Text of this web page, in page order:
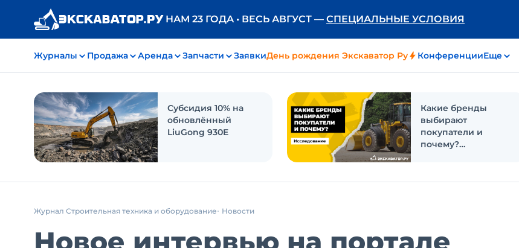
НАМ 23 ГОДА • ВЕСЬ АВГУСТ — СПЕЦИАЛЬНЫЕ УСЛОВИЯ
Журналы Продажа Аренда Запчасти ЗаявкиДень рождения Экскаватор Ру КонференцииЕще
Субсидия 10% на
обновлённый
LiuGong 930E
Какие бренды
выбирают
покупатели и
почему?
Журнал Строительная техника и оборудование Новости
Новое интервью на портале